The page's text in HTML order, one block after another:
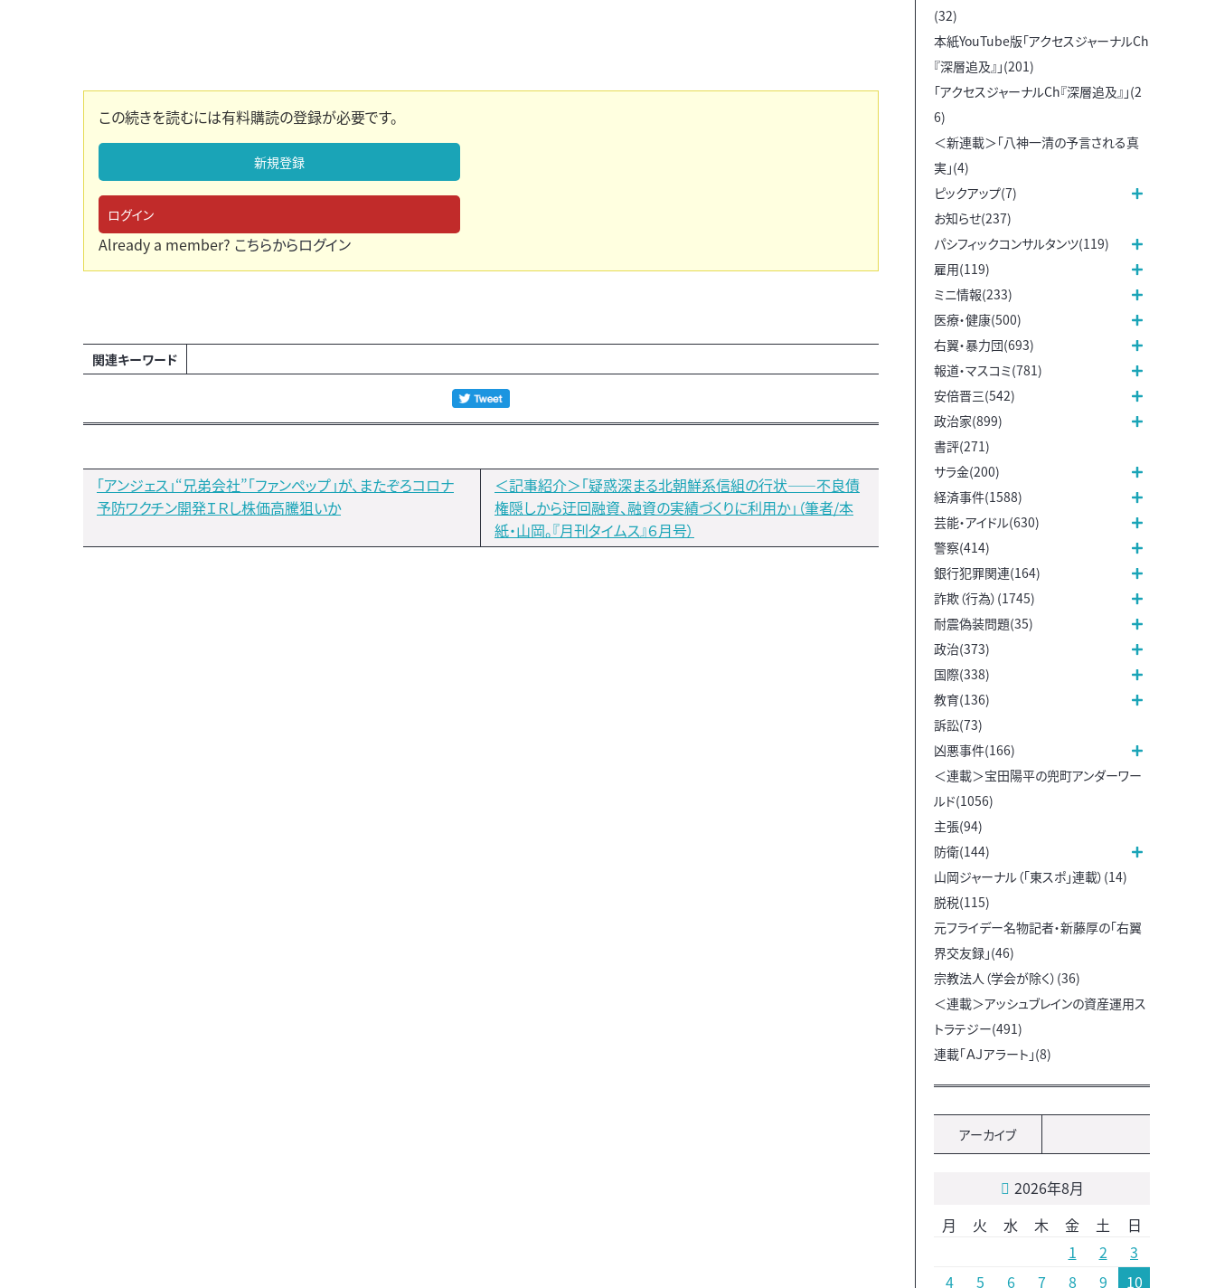
この続きを読むには有料購読の登録が必要です。
新規登録
ログイン
Already a member? こちらからログイン
関連キーワード
「アンジェス」“兄弟会社”「ファンぺップ」が、またぞろコロナ
予防ワクチン開発ＩＲし株価高騰狙いか
＜記事紹介＞「疑惑深まる北朝鮮系信組の行状――不良債
権隠しから迂回融資、融資の実績づくりに利用か」（筆者/本
紙・山岡。『月刊タイムス』６月号）
(32)
本紙YouTube版「アクセスジャーナルCh
『深層追及』」(201)
「アクセスジャーナルCh『深層追及』」(2
6)
＜新連載＞「八神一清の予言される真
実」(4)
ピックアップ(7)
お知らせ(237)
パシフィックコンサルタンツ(119)
雇用(119)
ミニ情報(233)
医療・健康(500)
右翼・暴力団(693)
報道・マスコミ(781)
安倍晋三(542)
政治家(899)
書評(271)
サラ金(200)
経済事件(1588)
芸能・アイドル(630)
警察(414)
銀行犯罪関連(164)
詐欺（行為）(1745)
耐震偽装問題(35)
政治(373)
国際(338)
教育(136)
訴訟(73)
凶悪事件(166)
＜連載＞宝田陽平の兜町アンダーワー
ルド(1056)
主張(94)
防衛(144)
山岡ジャーナル（「東スポ」連載）(14)
脱税(115)
元フライデー名物記者・新藤厚の「右翼
界交友録」(46)
宗教法人（学会が除く）(36)
＜連載＞アッシュブレインの資産運用ス
トラテジー(491)
連載「ＡＪアラート」(8)
アーカイブ
2026年8月
月
火 水 木 金 土
日
1
2
3
4
5 6 7 8 9 10